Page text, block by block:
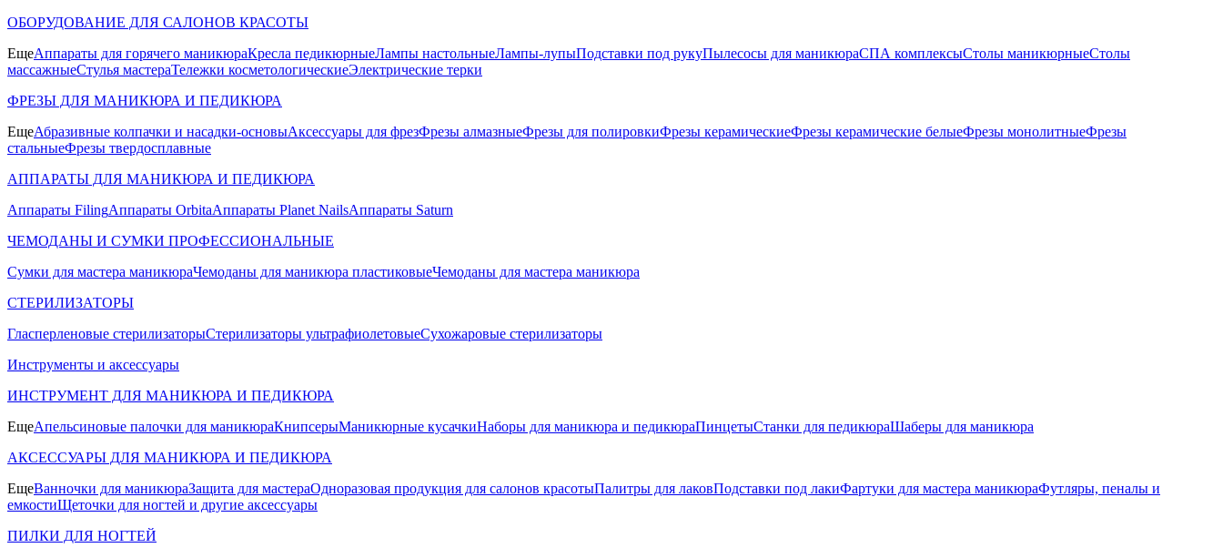
ОБОРУДОВАНИЕ ДЛЯ САЛОНОВ КРАСОТЫ
ЕщеАппараты для горячего маникюраКресла педикюрныеЛампы настольныеЛампы-лупыПодставки под рукуПылесосы для маникюраСПА комплексыСтолы маникюрныеСтолы
массажныеСтулья мастераТележки косметологическиеЭлектрические терки
ФРЕЗЫ ДЛЯ МАНИКЮРА И ПЕДИКЮРА
ЕщеАбразивные колпачки и насадки-основыАксессуары для фрезФрезы алмазныеФрезы для полировкиФрезы керамическиеФрезы керамические белыеФрезы монолитныеФрезы
стальныеФрезы твердосплавные
АППАРАТЫ ДЛЯ МАНИКЮРА И ПЕДИКЮРА
Аппараты FilingАппараты OrbitaАппараты Planet NailsАппараты Saturn
ЧЕМОДАНЫ И СУМКИ ПРОФЕССИОНАЛЬНЫЕ
Сумки для мастера маникюраЧемоданы для маникюра пластиковыеЧемоданы для мастера маникюра
СТЕРИЛИЗАТОРЫ
Гласперленовые стерилизаторыСтерилизаторы ультрафиолетовыеСухожаровые стерилизаторы
Инструменты и аксессуары
ИНСТРУМЕНТ ДЛЯ МАНИКЮРА И ПЕДИКЮРА
ЕщеАпельсиновые палочки для маникюраКнипсерыМаникюрные кусачкиНаборы для маникюра и педикюраПинцетыСтанки для педикюраШаберы для маникюра
АКСЕССУАРЫ ДЛЯ МАНИКЮРА И ПЕДИКЮРА
ЕщеВанночки для маникюраЗащита для мастераОдноразовая продукция для салонов красотыПалитры для лаковПодставки под лакиФартуки для мастера маникюраФутляры, пеналы и
емкостиЩеточки для ногтей и другие аксессуары
ПИЛКИ ДЛЯ НОГТЕЙ